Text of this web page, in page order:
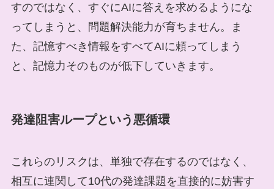
すのではなく、すぐにAIに答えを求めるようにな
ってしまうと、問題解決能力が育ちません。ま
た、記憶すべき情報をすべてAIに頼ってしまう
と、記憶力そのものが低下していきます。
発達阻害ループという悪循環
これらのリスクは、単独で存在するのではなく、
相互に連関して10代の発達課題を直接的に妨害す